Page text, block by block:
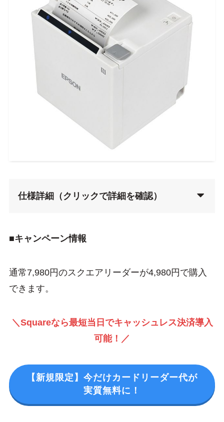
仕様詳細（クリックで詳細を確認）
■キャンペーン情報
通常7,980円のスクエアリーダーが4,980円で購入
できます。
＼Squareなら最短当日でキャッシュレス決済導入
可能！／
【新規限定】今だけカードリーダー代が
実質無料に！